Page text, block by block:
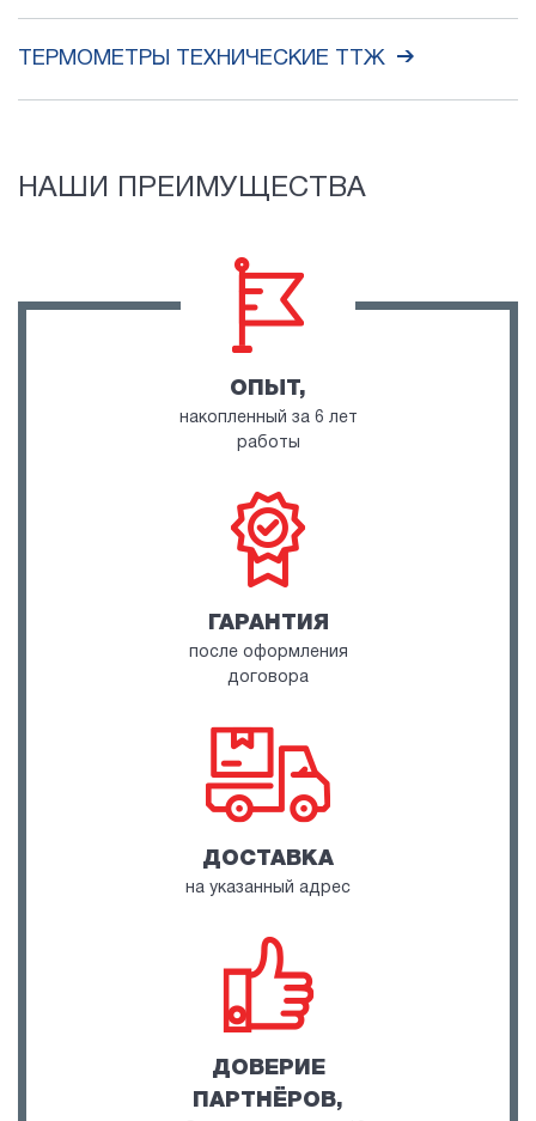
ТЕРМОМЕТРЫ ТЕХНИЧЕСКИЕ ТТЖ
НАШИ ПРЕИМУЩЕСТВА
ОПЫТ,
накопленный за 6 лет
работы
ГАРАНТИЯ
после оформления
договора
ДОСТАВКА
на указанный адрес
ДОВЕРИЕ
ПАРТНЁРОВ,